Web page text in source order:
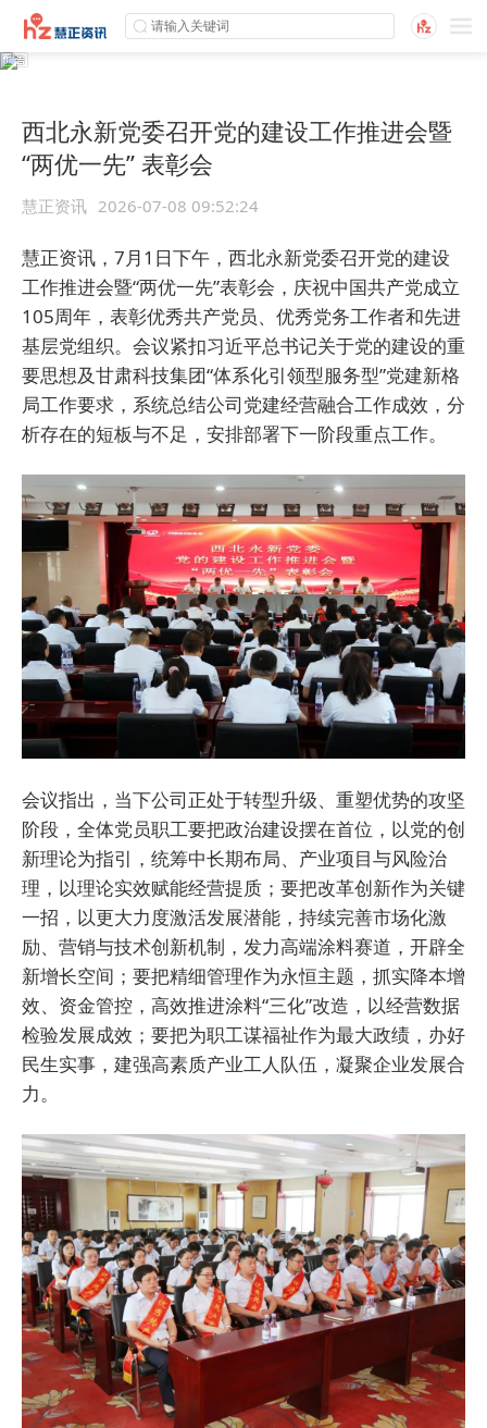
西北永新党委召开党的建设工作推进会暨
“两优一先” 表彰会
慧正资讯 2026-07-08 09:52:24
慧正资讯，7月1日下午，西北永新党委召开党的建设
工作推进会暨“两优一先”表彰会，庆祝中国共产党成立
105周年，表彰优秀共产党员、优秀党务工作者和先进
基层党组织。会议紧扣习近平总书记关于党的建设的重
要思想及甘肃科技集团“体系化引领型服务型”党建新格
局工作要求，系统总结公司党建经营融合工作成效，分
析存在的短板与不足，安排部署下一阶段重点工作。
会议指出，当下公司正处于转型升级、重塑优势的攻坚
阶段，全体党员职工要把政治建设摆在首位，以党的创
新理论为指引，统筹中长期布局、产业项目与风险治
理，以理论实效赋能经营提质；要把改革创新作为关键
一招，以更大力度激活发展潜能，持续完善市场化激
励、营销与技术创新机制，发力高端涂料赛道，开辟全
新增长空间；要把精细管理作为永恒主题，抓实降本增
效、资金管控，高效推进涂料“三化”改造，以经营数据
检验发展成效；要把为职工谋福祉作为最大政绩，办好
民生实事，建强高素质产业工人队伍，凝聚企业发展合
力。